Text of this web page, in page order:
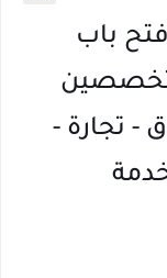
يوليو ..فتح باب
- تجارة -